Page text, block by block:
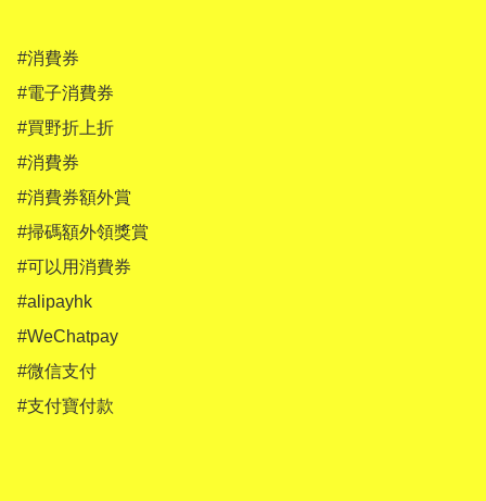
#消費券
#電子消費券
#買野折上折
#消費券
#消費券額外賞
#掃碼額外領獎賞
#可以用消費券
#alipayhk
#WeChatpay
#微信支付
#支付寶付款